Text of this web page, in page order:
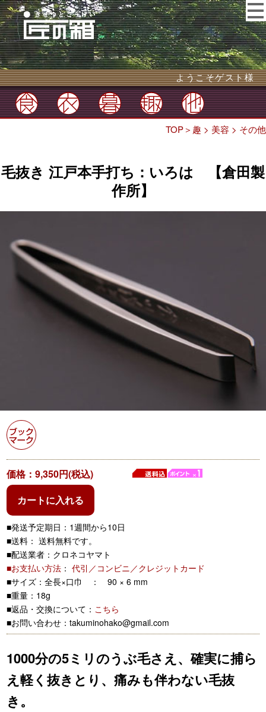
ようこそゲスト様
TOP＞ 趣 > 美容 > その他
毛抜き 江戸本手打ち：いろは 【倉田製
作所】
価格：9,350円(税込)
カートに入れる
■発送予定期日： 1週間から10日
■送料： 送料無料です。
■配送業者：クロネコヤマト
■お支払い方法 ：代引／コンビニ／クレジットカード
■サイズ：全長×口巾 ： 90 × 6 mm
■重量：18g
■返品・交換について： こちら
■お問い合わせ：takuminohako@gmail.com
1000分の5ミリのうぶ毛さえ、確実に捕ら
え軽く抜きとり、痛みも伴わない毛抜
き。